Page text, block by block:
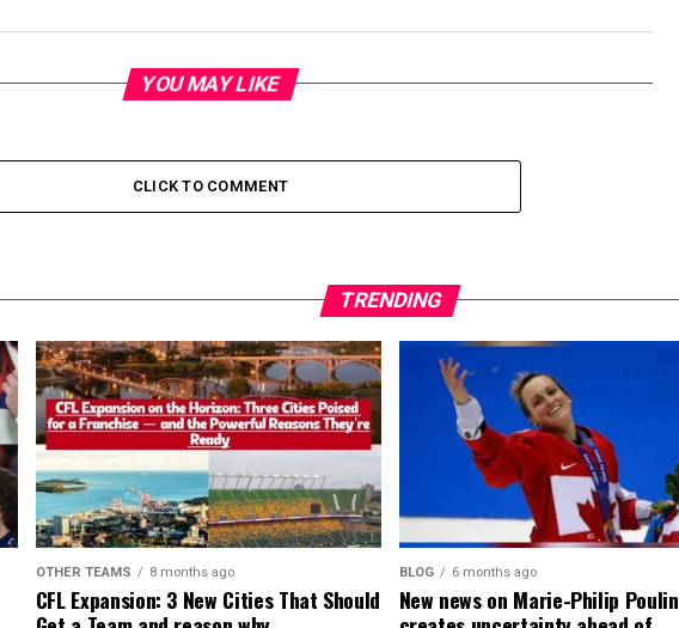
YOU MAY LIKE
CLICK TO COMMENT
TRENDING
OTHER TEAMS 8 months ago
CFL Expansion: 3 New Cities That Should
BLOG 6 months ago
New news on Marie-Philip Poulin